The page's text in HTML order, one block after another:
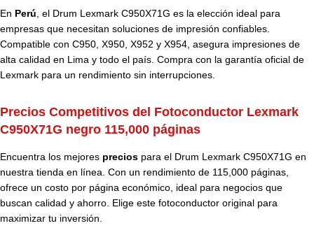
En Perú, el Drum Lexmark C950X71G es la elección ideal para
empresas que necesitan soluciones de impresión confiables.
Compatible con C950, X950, X952 y X954, asegura impresiones de
alta calidad en Lima y todo el país. Compra con la garantía oficial de
Lexmark para un rendimiento sin interrupciones.
Precios Competitivos del Fotoconductor Lexmark
C950X71G negro 115,000 páginas
Encuentra los mejores precios para el Drum Lexmark C950X71G en
nuestra tienda en línea. Con un rendimiento de 115,000 páginas,
ofrece un costo por página económico, ideal para negocios que
buscan calidad y ahorro. Elige este fotoconductor original para
maximizar tu inversión.